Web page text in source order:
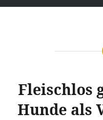
Vegetarian Only
Fleischlos
Hunde als